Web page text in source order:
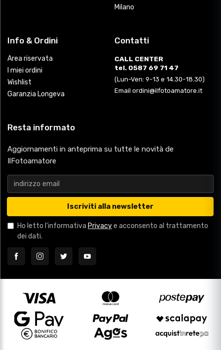
Milano
Info & Ordini
Area riservata
I miei ordini
Wishlist
Garanzia Longeva
Contatti
CALL CENTER
tel. 0587 69 71 47
(Lun-Ven: 9-13 e 14.30-18.30)
Email ordini@ilfotoamatore.it
Resta informato
Aggiornamenti in anteprima su tutte le novità de
IlFotoamatore
Iscriviti alla newsletter
Ho letto l'informativa Privacye acconsento al trattamento
dei dati.